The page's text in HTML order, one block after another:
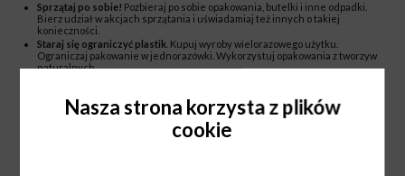
Sprzątaj po sobie! Pozbieraj po sobie opakowania, butelki i inne odpadki.
Bierz udział w akcjach sprzątania i uświadamiaj też innych o takiej
konieczności.
Staraj się ograniczyć plastik . Kupuj wyroby wielorazowego użytku.
Ograniczaj pakowanie w jednorazówki. Wykorzystuj opakowania z tworzyw
naturalnych.
Kupuj ekologiczne detergenty, których skład powinny stanowić w
większości substancje ulegające biodegradacji.
Pamiętaj o starym powiedzeniu,żewoda to życie
Nasza strona korzysta z plików
cookie